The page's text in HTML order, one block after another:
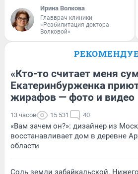
Ирина Волкова
Главврач клиники
«Реабилитация доктора
Волковой»
«Кто-то считает меня
Екатеринбурженка
жирафов — фото и видео
13 часов 15 531 40
«Вам зачем он?»: дизайнер из
восстанавливает дом в деревне
области
Соль земли забайкальской.